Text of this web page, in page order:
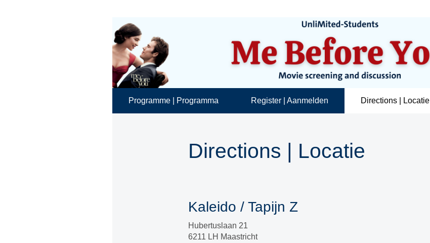
Programme | Programma Register | Aanmelden Directions | Locatie
Directions | Locatie
Kaleido / Tapijn Z
Hubertuslaan 21
6211 LH Maastricht